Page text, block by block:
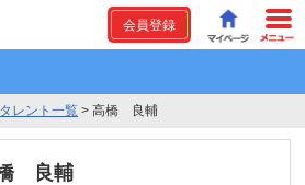
会員登録
レント一覧 > 高橋 良輔
良輔